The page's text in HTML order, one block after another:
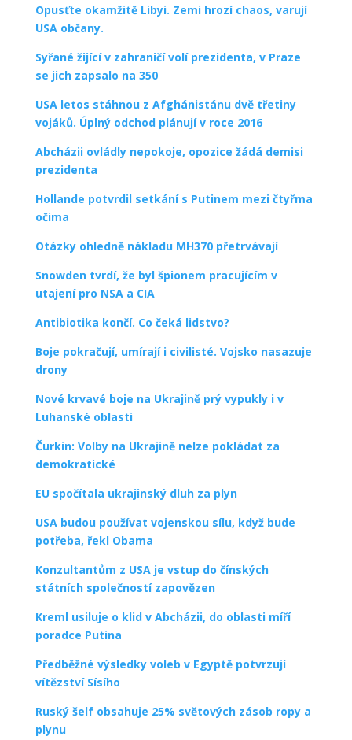
Opusťte okamžitě Libyi. Zemi hrozí chaos, varují
USA občany.
Syřané žijící v zahraničí volí prezidenta, v Praze
se jich zapsalo na 350
USA letos stáhnou z Afghánistánu dvě třetiny
vojáků. Úplný odchod plánují v roce 2016
Abcházii ovládly nepokoje, opozice žádá demisi
prezidenta
Hollande potvrdil setkání s Putinem mezi čtyřma
očima
Otázky ohledně nákladu MH370 přetrvávají
Snowden tvrdí, že byl špionem pracujícím v
utajení pro NSA a CIA
Antibiotika končí. Co čeká lidstvo?
Boje pokračují, umírají i civilisté. Vojsko nasazuje
drony
Nové krvavé boje na Ukrajině prý vypukly i v
Luhanské oblasti
Čurkin: Volby na Ukrajině nelze pokládat za
demokratické
EU spočítala ukrajinský dluh za plyn
USA budou používat vojenskou sílu, když bude
potřeba, řekl Obama
Konzultantům z USA je vstup do čínských
státních společností zapovězen
Kreml usiluje o klid v Abcházii, do oblasti míří
poradce Putina
Předběžné výsledky voleb v Egyptě potvrzují
vítězství Sísího
Ruský šelf obsahuje 25% světových zásob ropy a
plynu